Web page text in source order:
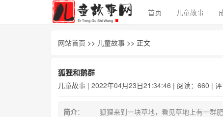
首页 儿童故事
网站首页 >> 儿童故事 >> 正文
狐狸和鹅群
儿童故事 | 2022年04月23日21:34:46 | 阅读：660 |
简介： 狐狸来到一块草地，看见草地上有一群肥